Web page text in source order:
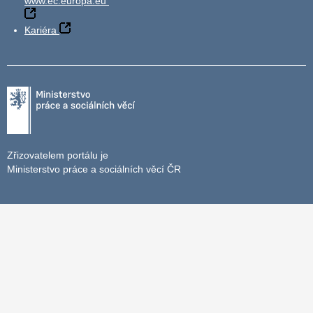
Kariéra
Zřizovatelem portálu je
Ministerstvo práce a sociálních věcí ČR